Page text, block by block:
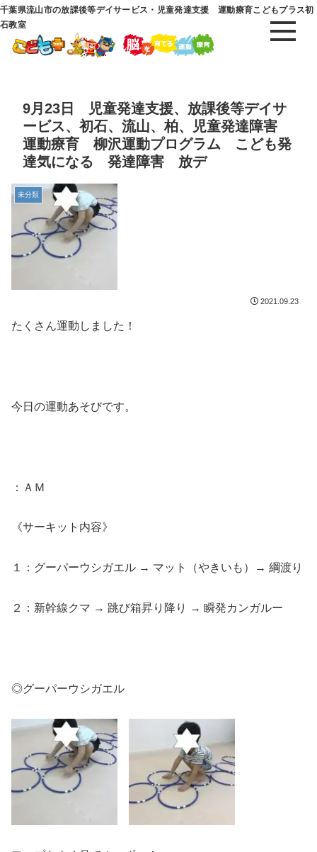
千葉県流山市の放課後等デイサービス・児童発達支援 運動療育こどもプラス初
石教室
9月23日 児童発達支援、放課後等デイサ
ービス、初石、流山、柏、児童発達障害
運動療育 柳沢運動プログラム こども発
達気になる 発達障害 放デ
未分類
2021.09.23
たくさん運動しました！
今日の運動あそびです。
：ＡＭ
《サーキット内容》
１：グーパーウシガエル → マット（やきいも）→ 綱渡り
２：新幹線クマ → 跳び箱昇り降り → 瞬発カンガルー
◎グーパーウシガエル